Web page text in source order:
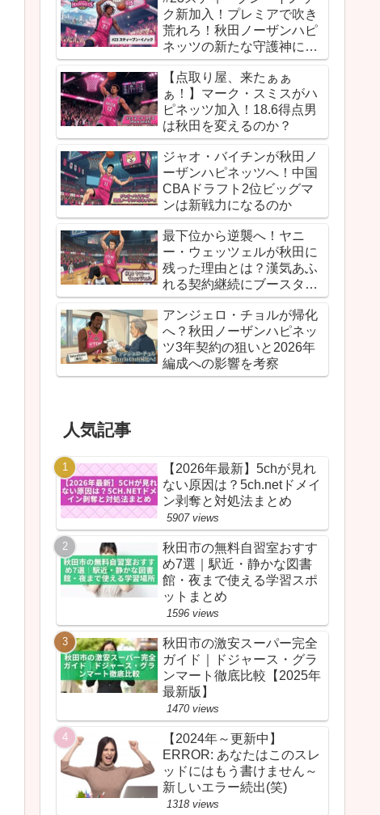
ク新加入！プレミアで吹き
荒れろ！秋田ノーザンハピ
ネッツの新たな守護神にな
るか
【点取り屋、来たぁぁ
ぁ！】マーク・スミスがハ
ピネッツ加入！18.6得点男
は秋田を変えるのか？
ジャオ・バイチンが秋田ノ
ーザンハピネッツへ！中国
CBAドラフト2位ビッグマ
ンは新戦力になるのか
最下位から逆襲へ！ヤニ
ー・ウェッツェルが秋田に
残った理由とは？漢気あふ
れる契約継続にブースター
が胸を熱くしたワケ
アンジェロ・チョルが帰化
へ？秋田ノーザンハピネッ
ツ3年契約の狙いと2026年
編成への影響を考察
人気記事
【2026年最新】5chが見れ
ない原因は？5ch.netドメイ
ン剥奪と対処法まとめ
5907 views
秋田市の無料自習室おすす
め7選｜駅近・静かな図書
館・夜まで使える学習スポ
ットまとめ
1596 views
秋田市の激安スーパー完全
ガイド｜ドジャース・グラ
ンマート徹底比較【2025年
最新版】
1470 views
【2024年～更新中】
ERROR: あなたはこのスレ
ッドにはもう書けません～
新しいエラー続出(笑)
1318 views